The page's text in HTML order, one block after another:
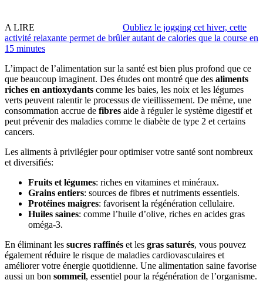
A LIRE
Oubliez le jogging cet hiver, cette
activité relaxante permet de brûler autant de calories que la course en
15 minutes
L’impact de l’alimentation sur la santé est bien plus profond que ce
que beaucoup imaginent. Des études ont montré que des aliments
riches en antioxydants comme les baies, les noix et les légumes
verts peuvent ralentir le processus de vieillissement. De même, une
consommation accrue de fibres aide à réguler le système digestif et
peut prévenir des maladies comme le diabète de type 2 et certains
cancers.
Les aliments à privilégier pour optimiser votre santé sont nombreux
et diversifiés:
Fruits et légumes: riches en vitamines et minéraux.
Grains entiers: sources de fibres et nutriments essentiels.
Protéines maigres: favorisent la régénération cellulaire.
Huiles saines: comme l’huile d’olive, riches en acides gras
oméga-3.
En éliminant les sucres raffinés et les gras saturés, vous pouvez
également réduire le risque de maladies cardiovasculaires et
améliorer votre énergie quotidienne. Une alimentation saine favorise
aussi un bon sommeil, essentiel pour la régénération de l’organisme.